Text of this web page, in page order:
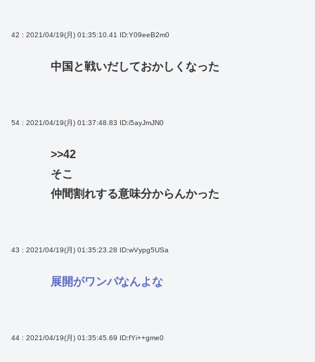
42 : 2021/04/19(月) 01:35:10.41 ID:Y09eeB2m0
中国と戦いだしておかしくなった
54 : 2021/04/19(月) 01:37:48.83 ID:i5ayJmJN0
>>42
そこ
仲間割れする意味分からんかった
43 : 2021/04/19(月) 01:35:23.28 ID:wVypg5USa
展開がワンパなんよな
44 : 2021/04/19(月) 01:35:45.69 ID:fYi++gme0